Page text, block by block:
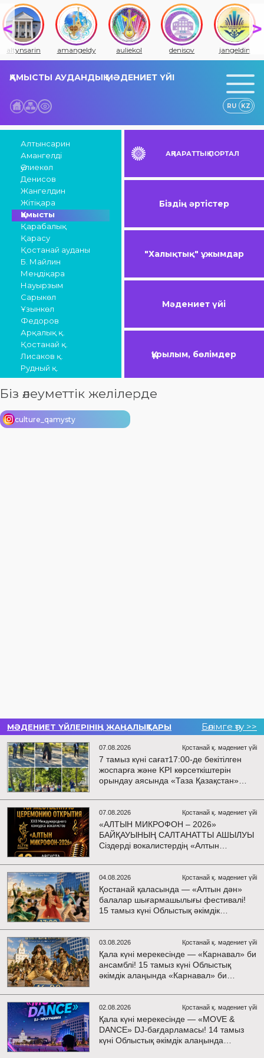
altynsarin amangeldy auliekol denisov jangeldin
ҚАМЫСТЫ АУДАНДЫҚ МӘДЕНИЕТ ҮЙІ
RU KZ
Алтынсарин
Амангелді
Әулиекөл
Денисов
Жангелдин
Жітіқара
Қамысты
Қарабалық
Қарасу
Қостанай ауданы
Б. Майлин
Меңдіқара
Науырзым
Сарыкөл
Ұзынкөл
Федоров
Арқалық қ.
Қостанай қ.
Лисаков қ.
Рудный қ.
АҚПАРАТТЫҚ ПОРТАЛ
Біздің әртістер
"Халықтық" ұжымдар
Мәдениет үйі
Құрылым, бөлімдер
Біз әлеуметтік желілерде
culture_qamysty
МӘДЕНИЕТ ҮЙЛЕРІНІҢ ЖАҢАЛЫҚТАРЫ Бөлімге өту >>
07.08.2026 Қостанай қ. мәдениет үйі
7 тамыз күні сағат17:00-де бекітілген
жоспарға және KPI көрсеткіштерін
орындау аясында «Таза Қазақстан»
көшпелі концерт Меңдіқара ауданының
Красная Пресня ауылында өткізілді
07.08.2026 Қостанай қ. мәдениет үйі
«АЛТЫН МИКРОФОН – 2026»
БАЙҚАУЫНЫҢ САЛТАНАТТЫ АШЫЛУЫ
Сіздерді вокалистердің «Алтын
байқауының салтанатты ашылу рәсіміне
шақырамыз! Бұл күні түрлі елдерден
келген талантты орындаушылар бас
қосып, үлкен шығармашылық додаға
жол ашады. Әсем ән мен жарқын
болыңыздар! Келіңіздер, жас
таланттарға бірге қолдау көрсетейік!
04.08.2026 Қостанай қ. мәдениет үйі
Қостанай қаласында — «Алтын дән»
балалар шығармашылығы фестивалі!
15 тамыз күні Облыстық әкімдік
балалар шығармашылық ұжымдары
қатысатын «Алтын дән» фестивалі
өтеді! Сіздерді жас таланттардың
жарқын өнері, әсем әндер, әсерлі билер
мен мерекелік көңіл күй күтеді!
03.08.2026 Қостанай қ. мәдениет үйі
Қала күні мерекесінде — «Карнавал» би
ансамблі! 15 тамыз күні Облыстық
әкімдік алаңында «Карнавал» би
өтеді! Ансамбль жетекшісі — Шамиль
Фахрутдинов. Сіздерді әсерлі
хореографиялық қойылымдар, жарқын
бейнелер, қуатты ырғақ пен мерекелік
көңіл күй күтеді!
02.08.2026 Қостанай қ. мәдениет үйі
Қала күні мерекесінде — «MOVE &
DANCE» DJ-бағдарламасы! 14 тамыз
күні Облыстық әкімдік алаңында